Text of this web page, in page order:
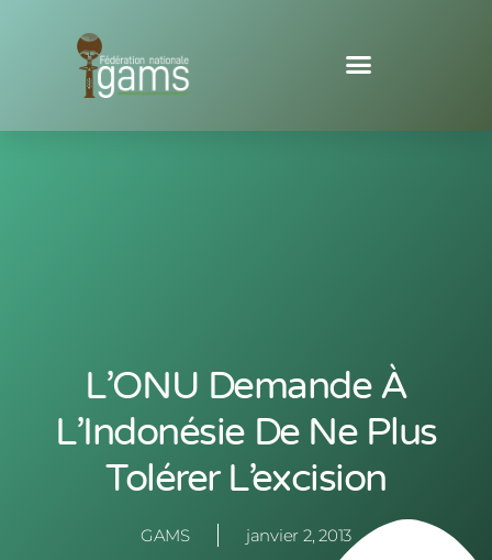
L’ONU Demande À
L’Indonésie De Ne Plus
Tolérer L’excision
GAMS janvier 2, 2013